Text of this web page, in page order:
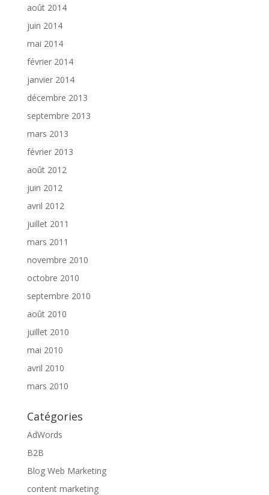
août 2014
juin 2014
mai 2014
février 2014
janvier 2014
décembre 2013
septembre 2013
mars 2013
février 2013
août 2012
juin 2012
avril 2012
juillet 2011
mars 2011
novembre 2010
octobre 2010
septembre 2010
août 2010
juillet 2010
mai 2010
avril 2010
mars 2010
Catégories
AdWords
B2B
Blog Web Marketing
content marketing